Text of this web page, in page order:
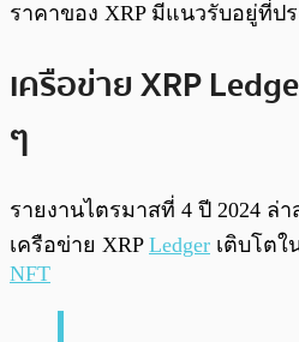
ราคาของ XRP มีแนวรับอยู่ที่ป
เครือข่าย XRP
ๆ
รายงานไตรมาสที่ 4 ปี 2024 ล่า
เครือข่าย XRP Ledger เติบโต
NFT